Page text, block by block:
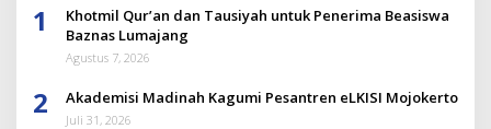
1
Khotmil Qur’an dan Tausiyah untuk Penerima Beasiswa
Baznas Lumajang
Agustus 7, 2026
2 Akademisi Madinah Kagumi Pesantren eLKISI Mojokerto
Juli 31, 2026